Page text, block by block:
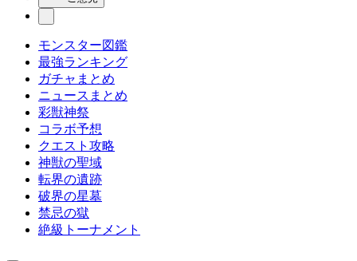
モンスター図鑑
最強ランキング
ガチャまとめ
ニュースまとめ
彩獣神祭
コラボ予想
クエスト攻略
神獣の聖域
転界の遺跡
破界の星墓
禁忌の獄
絶級トーナメント